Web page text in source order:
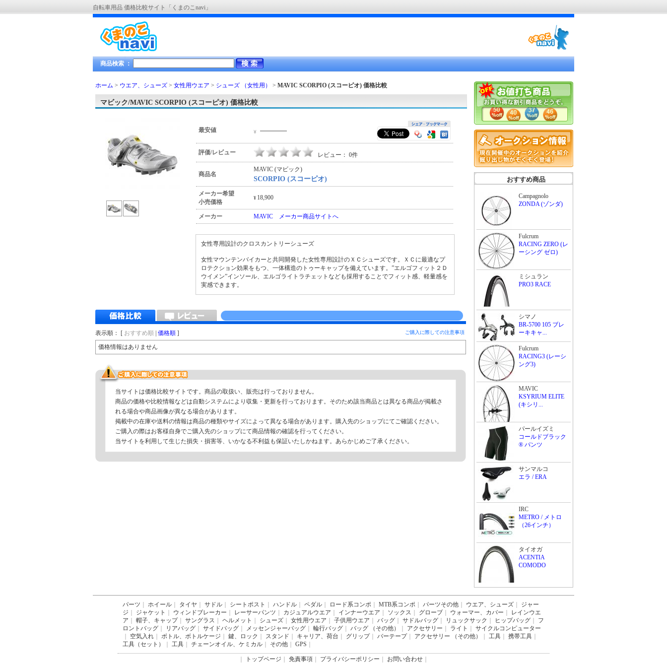
自転車用品 価格比較サイト「くまのこnavi」
商品検索 ：
ホーム > ウエア、シューズ > 女性用ウエア > シューズ （女性用） > MAVIC SCORPIO (スコーピオ) 価格比較
マビック/MAVIC SCORPIO (スコーピオ) 価格比較
最安値 ¥ ―――
評価/レビュー レビュー： 0件
商品名
MAVIC (マビック)
SCORPIO (スコーピオ)
メーカー希望
小売価格
¥ 18,900
メーカー MAVIC メーカー商品サイトへ
女性専用設計のクロスカントリーシューズ
女性マウンテンバイカーと共同開発した女性専用設計のＸＣシューズです。ＸＣに最適なプ
ロテクション効果をもつ、一体構造のトゥーキャップを備えています。”エルゴフィット２Ｄ
ウイメン”インソール、エルゴライトラチェットなども採用することでフィット感、軽量感を
実感できます。
表示順： [ おすすめ順 価格順 ] ご購入に際しての注意事項
価格情報はありません
当サイトは価格比較サイトです。商品の取扱い、販売は行っておりません。
商品の価格や比較情報などは自動システムにより収集・更新を行っております。そのため該当商品とは異なる商品が掲載さ
れる場合や商品画像が異なる場合があります。
掲載中の在庫や送料の情報は商品の種類やサイズによって異なる場合があります。購入先のショップにてご確認ください。
ご購入の際はお客様自身でご購入先のショップにて商品情報の確認を行ってください。
当サイトを利用して生じた損失・損害等、いかなる不利益も保証いたしかねます。あらかじめご了承ください。
おすすめ商品
Campagnolo
ZONDA (ゾンダ)
Fulcrum
RACING ZERO (レ
ーシング ゼロ)
ミシュラン
PRO3 RACE
シマノ
BR-5700 105 ブレ
ーキキャ...
Fulcrum
RACING3 (レーシ
ング3)
MAVIC
KSYRIUM ELITE
(キシリ...
パールイズミ
コールドブラック
® パンツ
サンマルコ
エラ / ERA
IRC
METRO / メトロ
（26インチ）
タイオガ
ACENTIA
COMODO
パーツ ホイール タイヤ サドル シートポスト ハンドル ペダル ロード系コンポ MTB系コンポ パーツその他 ウエア、シューズ
ジャー
ジ
ジャケット ウィンドブレーカー レーサーパンツ カジュアルウエア インナーウエア ソックス グローブ ウォーマー、カバー
レインウエ
ア
帽子、キャップ｜ サングラス ヘルメット シューズ 女性用ウエア 子供用ウエア バッグ サドルバッグ リュックサック ヒップバッグ
フ
ロントバッグ
リアバッグ サイドバッグ メッセンジャーバッグ 輪行バッグ バッグ （その他） アクセサリー ライト
サイクルコンピューター
空気入れ ボトル、ボトルケージ 鍵、ロック スタンド キャリア、荷台 グリップ｜ バーテープ｜ アクセサリー （その他） 工具 携帯工具
工具（セット）
工具 チェーンオイル、ケミカル その他 GPS
トップページ 免責事項 プライバシーポリシー お問い合わせ